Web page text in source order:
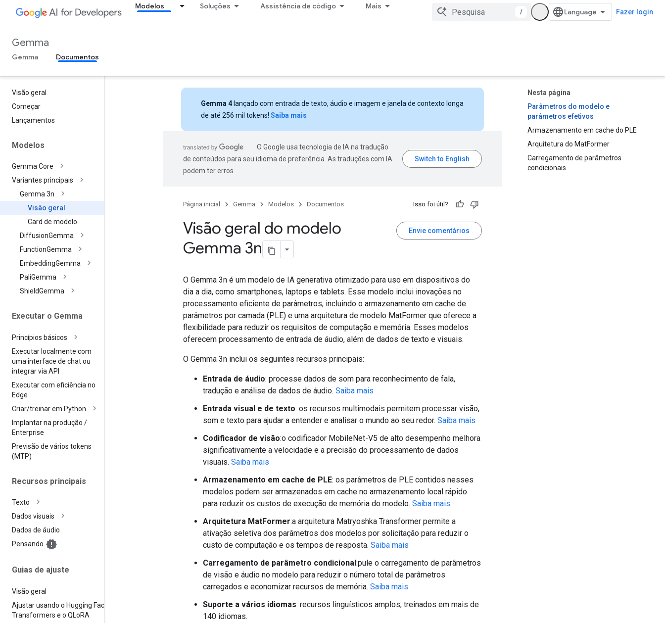
Modelos Soluções Assistência de código Mais
/ Fazer login
Gemma
Gemma Documentos
Visão geral
Começar
Lançamentos
Modelos
Gemma Core
Variantes principais
Gemma 3n
Visão geral
Card de modelo
DiffusionGemma
FunctionGemma
EmbeddingGemma
PaliGemma
ShieldGemma
Executar o Gemma
Princípios básicos
Executar localmente com
uma interface de chat ou
integrar via API
Executar com eficiência no
Edge
Criar/treinar em Python
Implantar na produção /
Enterprise
Previsão de vários tokens
(MTP)
Recursos principais
Texto
Dados visuais
Dados de áudio
Pensando
Guias de ajuste
Visão geral
Ajustar usando o Hugging Face
Transformers e o QLoRA
Nesta página
Parâmetros do modelo e
parâmetros efetivos
Armazenamento em cache do PLE
Arquitetura do MatFormer
Carregamento de parâmetros
condicionais
Gemma 4 lançado com entrada de texto, áudio e imagem e janela de contexto longa
de até 256 mil tokens! Saiba mais
O Google usa tecnologia de IA na tradução
de conteúdos para seu idioma de preferência. As traduções com IA
podem ter erros.
Página inicial Gemma Modelos Documentos Isso foi útil?
Envie comentários
Visão geral do modelo
Gemma 3n
O Gemma 3n é um modelo de IA generativa otimizado para uso em dispositivos do
dia a dia, como smartphones, laptops e tablets. Esse modelo inclui inovações no
processamento eficiente de parâmetros, incluindo o armazenamento em cache de
parâmetros por camada (PLE) e uma arquitetura de modelo MatFormer que oferece a
flexibilidade para reduzir os requisitos de computação e memória. Esses modelos
oferecem processamento de entrada de áudio, além de dados de texto e visuais.
O Gemma 3n inclui os seguintes recursos principais:
Entrada de áudio: processe dados de som para reconhecimento de fala,
tradução e análise de dados de áudio. Saiba mais
Entrada visual e de texto: os recursos multimodais permitem processar visão,
som e texto para ajudar a entender e analisar o mundo ao seu redor. Saiba mais
Codificador de visão:o codificador MobileNet-V5 de alto desempenho melhora
significativamente a velocidade e a precisão do processamento de dados
visuais. Saiba mais
Armazenamento em cache de PLE: os parâmetros de PLE contidos nesses
modelos podem ser armazenados em cache no armazenamento local rápido
para reduzir os custos de execução de memória do modelo. Saiba mais
Arquitetura MatFormer:a arquitetura Matryoshka Transformer permite a
ativação seletiva dos parâmetros dos modelos por solicitação para reduzir o
custo de computação e os tempos de resposta. Saiba mais
Carregamento de parâmetro condicional:pule o carregamento de parâmetros
de visão e áudio no modelo para reduzir o número total de parâmetros
carregados e economizar recursos de memória. Saiba mais
Suporte a vários idiomas: recursos linguísticos amplos, treinados em mais de
140 idiomas.